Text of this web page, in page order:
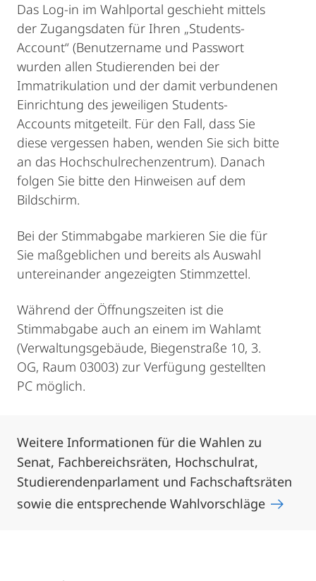
Das Log-in im Wahlportal geschieht mittels
der Zugangsdaten für Ihren „Students-
Account“ (Benutzername und Passwort
wurden allen Studierenden bei der
Immatrikulation und der damit verbundenen
Einrichtung des jeweiligen Students-
Accounts mitgeteilt. Für den Fall, dass Sie
diese vergessen haben, wenden Sie sich bitte
an das Hochschulrechenzentrum). Danach
folgen Sie bitte den Hinweisen auf dem
Bildschirm.
Bei der Stimmabgabe markieren Sie die für
Sie maßgeblichen und bereits als Auswahl
untereinander angezeigten Stimmzettel.
Während der Öffnungszeiten ist die
Stimmabgabe auch an einem im Wahlamt
(Verwaltungsgebäude, Biegenstraße 10, 3.
OG, Raum 03003) zur Verfügung gestellten
PC möglich.
Weitere Informationen für die Wahlen zu
Senat, Fachbereichsräten, Hochschulrat,
Studierendenparlament und Fachschaftsräten
sowie die entsprechende Wahlvorschläge